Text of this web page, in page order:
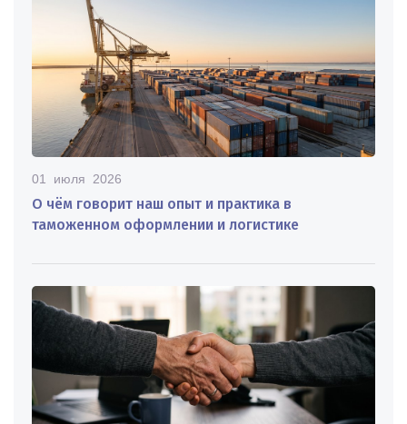
01 июля 2026
О чём говорит наш опыт и практика в
таможенном оформлении и логистике